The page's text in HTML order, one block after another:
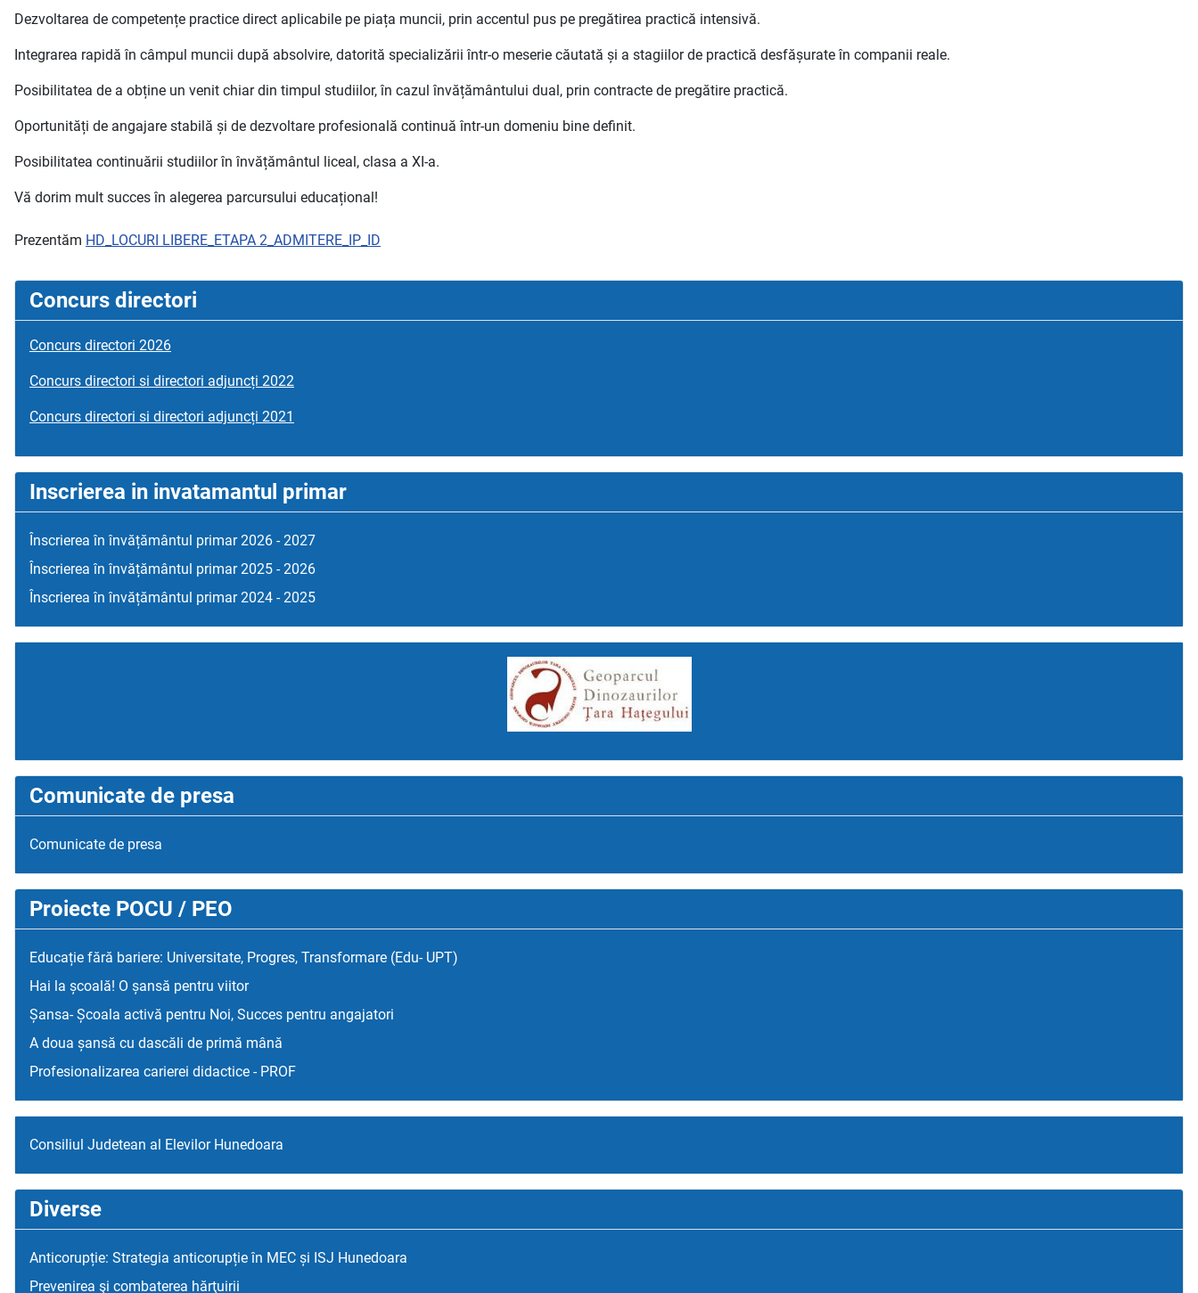
Dezvoltarea de competențe practice direct aplicabile pe piața muncii, prin accentul pus pe pregătirea practică intensivă.
Integrarea rapidă în câmpul muncii după absolvire, datorită specializării într-o meserie căutată și a stagiilor de practică desfășurate în companii reale.
Posibilitatea de a obține un venit chiar din timpul studiilor, în cazul învățământului dual, prin contracte de pregătire practică.
Oportunități de angajare stabilă și de dezvoltare profesională continuă într-un domeniu bine definit.
Posibilitatea continuării studiilor în învățământul liceal, clasa a XI-a.
Vă dorim mult succes în alegerea parcursului educațional!
Prezentăm HD_LOCURI LIBERE_ETAPA 2_ADMITERE_IP_ID
Concurs directori
Concurs directori 2026
Concurs directori si directori adjuncți 2022
Concurs directori si directori adjuncți 2021
Inscrierea in invatamantul primar
Înscrierea în învățământul primar 2026 - 2027
Înscrierea în învățământul primar 2025 - 2026
Înscrierea în învățământul primar 2024 - 2025
Comunicate de presa
Comunicate de presa
Proiecte POCU / PEO
Educație fără bariere: Universitate, Progres, Transformare (Edu- UPT)
Hai la școală! O șansă pentru viitor
Șansa- Școala activă pentru Noi, Succes pentru angajatori
A doua șansă cu dascăli de primă mână
Profesionalizarea carierei didactice - PROF
Consiliul Judetean al Elevilor Hunedoara
Diverse
Anticorupție: Strategia anticorupție în MEC și ISJ Hunedoara
Prevenirea şi combaterea hărţuirii